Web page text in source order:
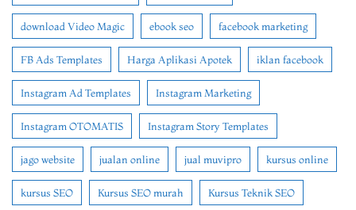
download Video Magic ebook seo facebook marketing
FB Ads Templates Harga Aplikasi Apotek iklan facebook
Instagram Ad Templates Instagram Marketing
Instagram OTOMATIS Instagram Story Templates
jago website jualan online jual muvipro kursus online
kursus SEO Kursus SEO murah Kursus Teknik SEO